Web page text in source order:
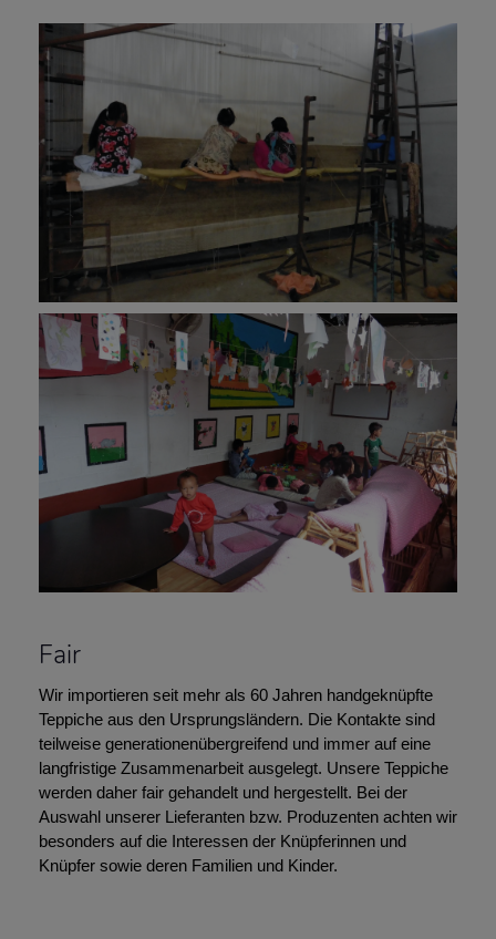
Fair
Wir importieren seit mehr als 60 Jahren handgeknüpfte
Teppiche aus den Ursprungsländern. Die Kontakte sind
teilweise generationenübergreifend und immer auf eine
langfristige Zusammenarbeit ausgelegt. Unsere Teppiche
werden daher fair gehandelt und hergestellt. Bei der
Auswahl unserer Lieferanten bzw. Produzenten achten wir
besonders auf die Interessen der Knüpferinnen und
Knüpfer sowie deren Familien und Kinder.